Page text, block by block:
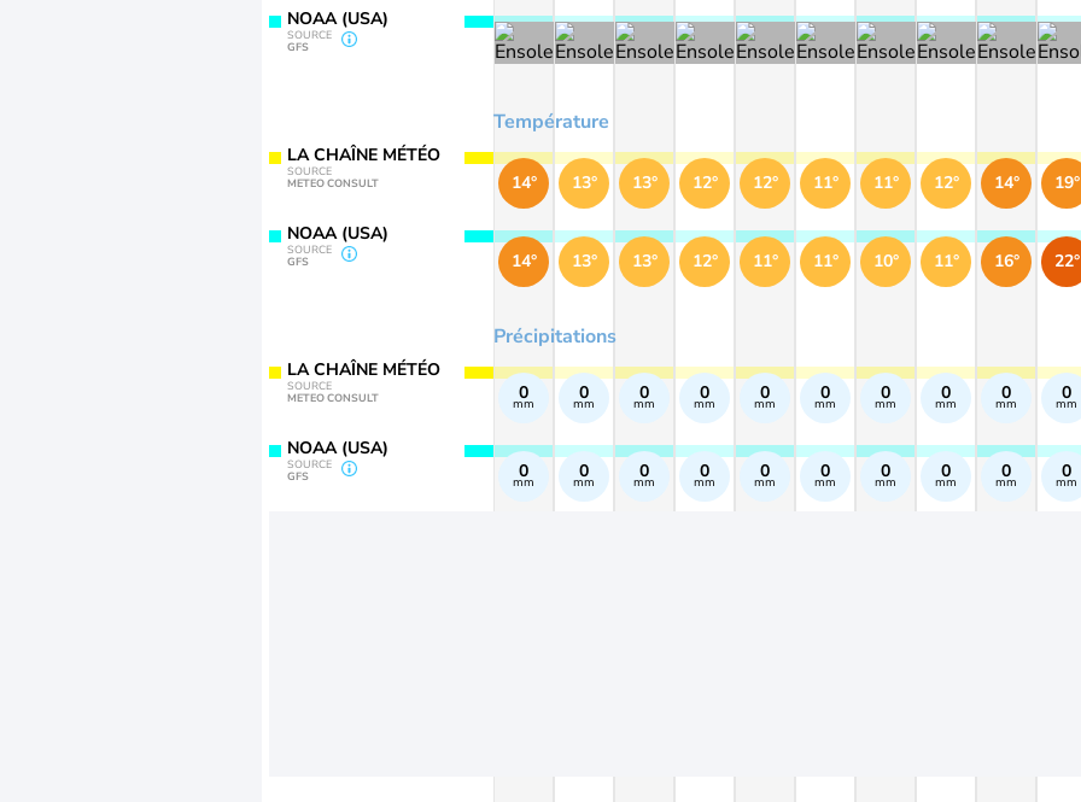
NOAA (USA)
SOURCE
GFS
LA CHAÎNE MÉTÉO
SOURCE
METEO CONSULT
NOAA (USA)
SOURCE
GFS
LA CHAÎNE MÉTÉO
SOURCE
METEO CONSULT
NOAA (USA)
SOURCE
GFS
Température
Précipitations
14°
14°
0
mm
0
mm
13°
13°
0
mm
0
mm
13°
13°
0
mm
0
mm
12°
12°
0
mm
0
mm
12°
11°
0
mm
0
mm
11°
11°
0
mm
0
mm
11°
10°
0
mm
0
mm
12°
11°
0
mm
0
mm
14°
16°
0
mm
0
mm
19°
22°
0
mm
0
mm